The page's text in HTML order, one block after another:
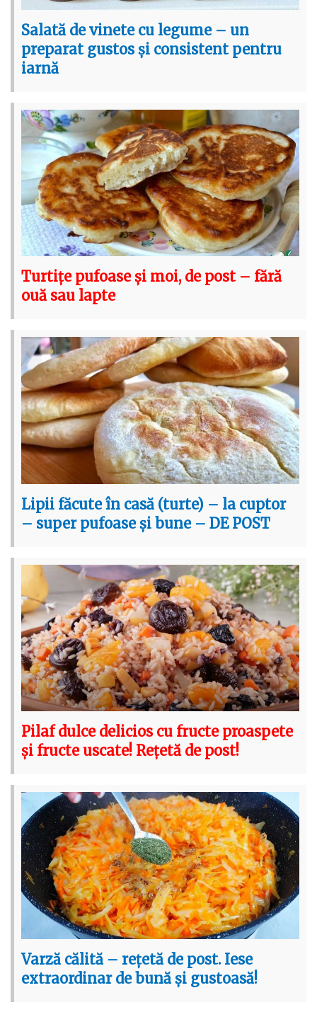
Salată de vinete cu legume – un
preparat gustos și consistent pentru
iarnă
Turtițe pufoase și moi, de post – fără
ouă sau lapte
Lipii făcute în casă (turte) – la cuptor
– super pufoase și bune – DE POST
Pilaf dulce delicios cu fructe proaspete
și fructe uscate! Rețetă de post!
Varză călită – rețetă de post. Iese
extraordinar de bună și gustoasă!